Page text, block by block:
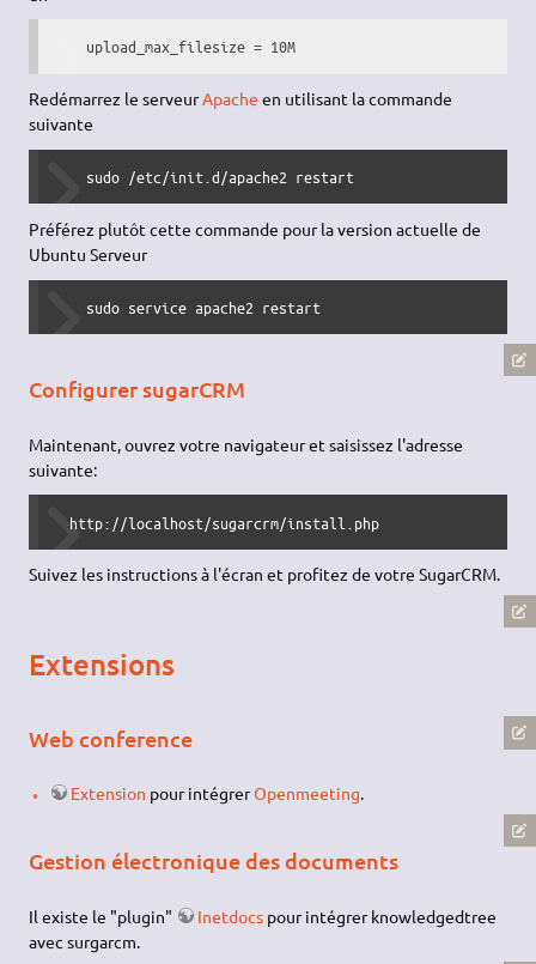
    upload_max_filesize = 10M
Redémarrez le serveurApache en utilisant la commande
suivante
    sudo /etc/init.d/apache2 restart
Préférez plutôt cette commande pour la version actuelle de
Ubuntu Serveur
    sudo service apache2 restart
Configurer sugarCRM
Maintenant, ouvrez votre navigateur et saisissez l'adresse
suivante:
  http://localhost/sugarcrm/install.php
Suivez les instructions à l'écran et profitez de votre SugarCRM.
Extensions
Web conference
Extension pour intégrerOpenmeeting.
Gestion électronique des documents
Il existe le "plugin" Inetdocs pour intégrer knowledgedtree
avec surgarcm.